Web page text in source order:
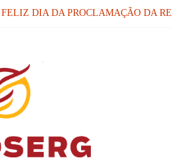
FELIZ DIA DA PROCLAMAÇÃO DA
SINDICATO FORTE, VOCÊ FORTE!